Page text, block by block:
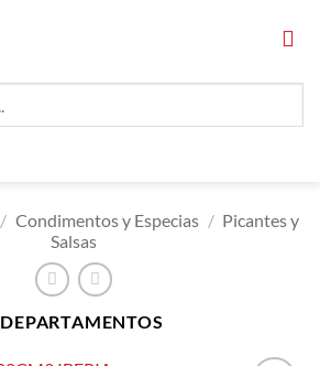
/ Condimentos y Especias / Picantes y
Salsas
DEPARTAMENTOS